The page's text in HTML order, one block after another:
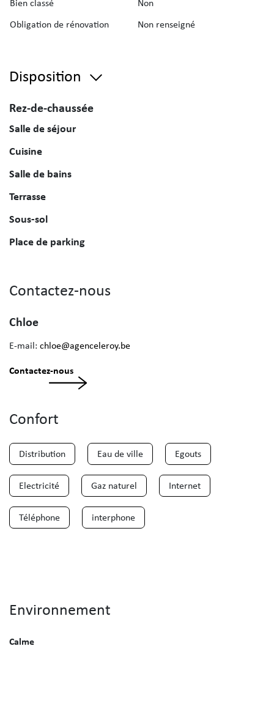
Obligation de rénovation
Non renseigné
Disposition
Rez-de-chaussée
Salle de séjour
Cuisine
Salle de bains
Terrasse
Sous-sol
Place de parking
Contactez-nous
Chloe
E-mail: chloe@agenceleroy.be
Contactez-nous
Confort
Distribution Eau de ville Egouts
Electricité Gaz naturel Internet
Téléphone interphone
Environnement
Calme